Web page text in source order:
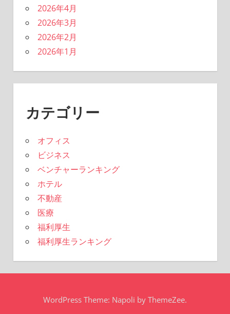
2026年4月
2026年3月
2026年2月
2026年1月
カテゴリー
オフィス
ビジネス
ベンチャーランキング
ホテル
不動産
医療
福利厚生
福利厚生ランキング
WordPress Theme: Napoli by ThemeZee.